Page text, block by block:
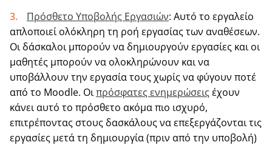
Πρόσθετο Υποβολής Εργασιών: Αυτό το εργαλείο
απλοποιεί ολόκληρη τη ροή εργασίας των αναθέσεων.
Οι δάσκαλοι μπορούν να δημιουργούν εργασίες και οι
μαθητές μπορούν να ολοκληρώνουν και να
υποβάλλουν την εργασία τους χωρίς να φύγουν ποτέ
από το Moodle. Οιπρόσφατες ενημερώσεις έχουν
κάνει αυτό το πρόσθετο ακόμα πιο ισχυρό,
επιτρέποντας στους δασκάλους να επεξεργάζονται τις
εργασίες μετά τη δημιουργία (πριν από την υποβολή)